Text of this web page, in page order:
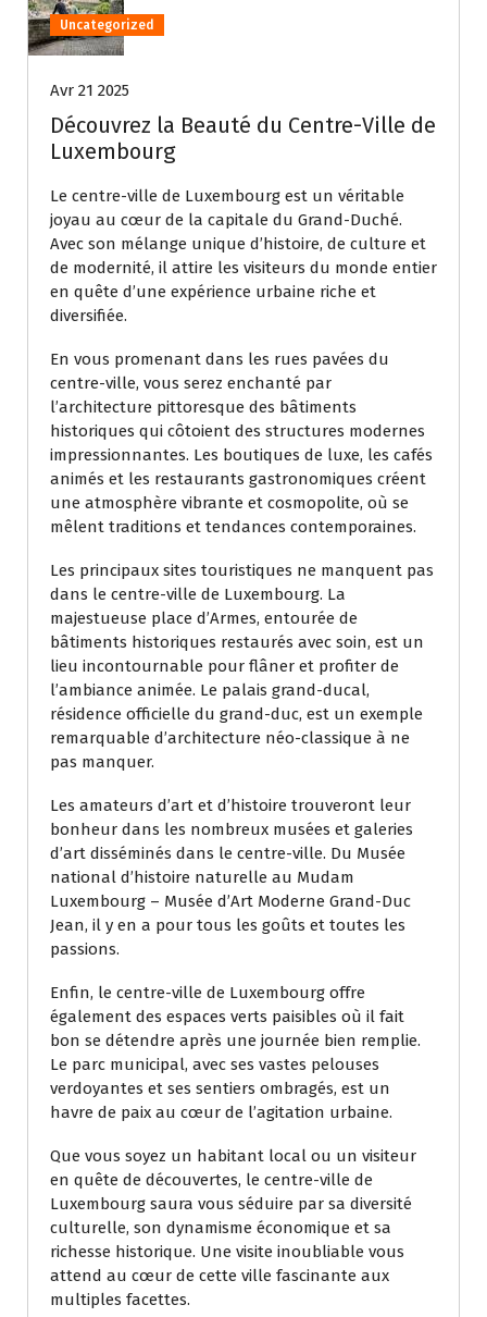
Uncategorized
Avr 21 2025
Découvrez la Beauté du Centre-Ville de
Luxembourg
Le centre-ville de Luxembourg est un véritable
joyau au cœur de la capitale du Grand-Duché.
Avec son mélange unique d’histoire, de culture et
de modernité, il attire les visiteurs du monde entier
en quête d’une expérience urbaine riche et
diversifiée.
En vous promenant dans les rues pavées du
centre-ville, vous serez enchanté par
l’architecture pittoresque des bâtiments
historiques qui côtoient des structures modernes
impressionnantes. Les boutiques de luxe, les cafés
animés et les restaurants gastronomiques créent
une atmosphère vibrante et cosmopolite, où se
mêlent traditions et tendances contemporaines.
Les principaux sites touristiques ne manquent pas
dans le centre-ville de Luxembourg. La
majestueuse place d’Armes, entourée de
bâtiments historiques restaurés avec soin, est un
lieu incontournable pour flâner et profiter de
l’ambiance animée. Le palais grand-ducal,
résidence officielle du grand-duc, est un exemple
remarquable d’architecture néo-classique à ne
pas manquer.
Les amateurs d’art et d’histoire trouveront leur
bonheur dans les nombreux musées et galeries
d’art disséminés dans le centre-ville. Du Musée
national d’histoire naturelle au Mudam
Luxembourg – Musée d’Art Moderne Grand-Duc
Jean, il y en a pour tous les goûts et toutes les
passions.
Enfin, le centre-ville de Luxembourg offre
également des espaces verts paisibles où il fait
bon se détendre après une journée bien remplie.
Le parc municipal, avec ses vastes pelouses
verdoyantes et ses sentiers ombragés, est un
havre de paix au cœur de l’agitation urbaine.
Que vous soyez un habitant local ou un visiteur
en quête de découvertes, le centre-ville de
Luxembourg saura vous séduire par sa diversité
culturelle, son dynamisme économique et sa
richesse historique. Une visite inoubliable vous
attend au cœur de cette ville fascinante aux
multiples facettes.